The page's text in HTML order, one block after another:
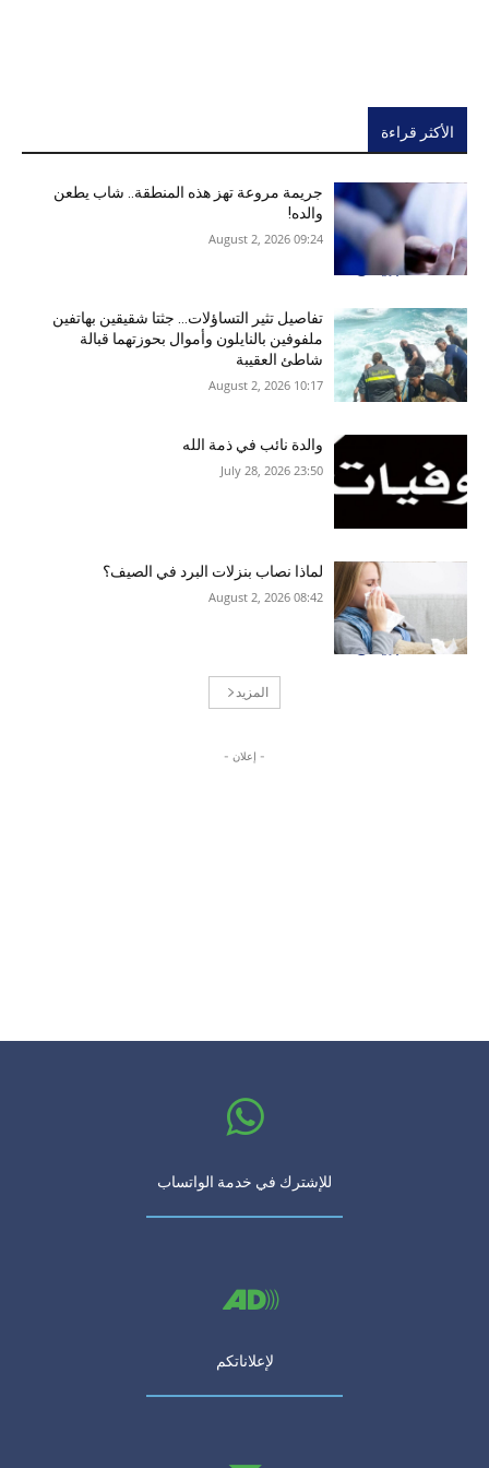
الأكثر قراءة
جريمة مروعة تهز هذه المنطقة.. شاب يطعن
والده!
09:24 2026 ,August 2
تفاصيل تثير التساؤلات… جثتا شقيقين بهاتفين
ملفوفين بالنايلون وأموال بحوزتهما قبالة
شاطئ العقيبة
10:17 2026 ,August 2
والدة نائب في ذمة الله
23:50 2026 ,July 28
لماذا نصاب بنزلات البرد في الصيف؟
08:42 2026 ,August 2
المزيد
- إعلان -
للإشترك في خدمة الواتساب
لإعلاناتكم